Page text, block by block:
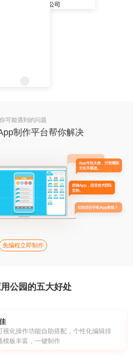
你可能遇到的问题
制作平台帮你解决
免编程立即制作
公园的五大好处
视化操作功能自助搭配，个性化编辑排
模板丰富，一键制作